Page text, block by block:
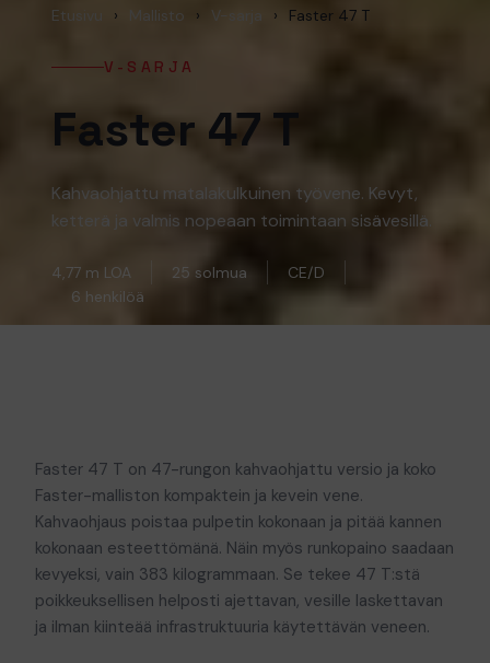
Etusivu › Mallisto › V-sarja › Faster 47 T
V-SARJA
Faster 47 T
Kahvaohjattu matalakulkuinen työvene. Kevyt,
ketterä ja valmis nopeaan toimintaan sisävesillä.
4,77 m LOA 25 solmua
CE/D
6 henkilöä
Faster 47 T on 47-rungon kahvaohjattu versio ja koko
Faster-malliston kompaktein ja kevein vene.
Kahvaohjaus poistaa pulpetin kokonaan ja pitää kannen
kokonaan esteettömänä. Näin myös runkopaino saadaan
kevyeksi, vain 383 kilogrammaan. Se tekee 47 T:stä
poikkeuksellisen helposti ajettavan, vesille laskettavan
ja ilman kiinteää infrastruktuuria käytettävän veneen.